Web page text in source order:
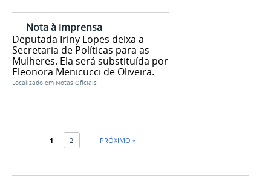
Nota à imprensa
Deputada Iriny Lopes deixa a
Secretaria de Políticas para as
Mulheres. Ela será substituída por
Eleonora Menicucci de Oliveira.
Localizado em Notas Oficiais
1 2 PRÓXIMO »